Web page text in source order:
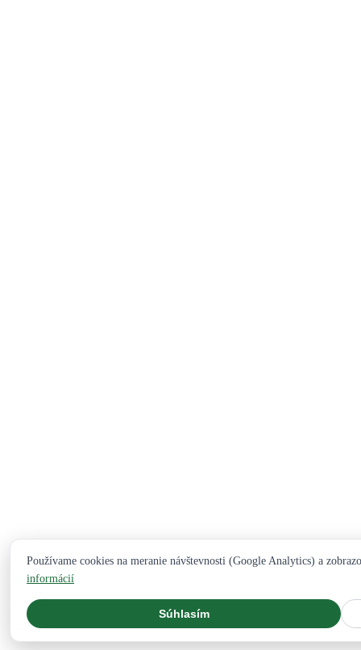
Používame cookies na meranie návštevnosti (Google Analytics) a
informácií
Súhlasím